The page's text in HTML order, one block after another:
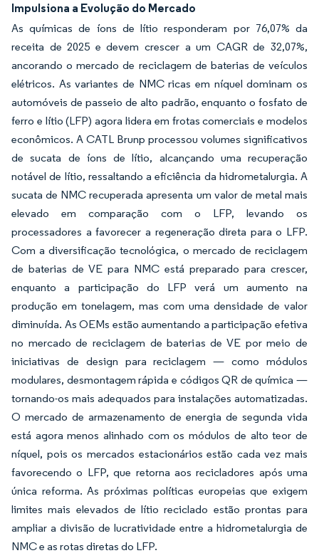
Impulsiona a Evolução do Mercado
As químicas de íons de lítio responderam por 76,07% da
receita de 2025 e devem crescer a um CAGR de 32,07%,
ancorando o mercado de reciclagem de baterias de veículos
elétricos. As variantes de NMC ricas em níquel dominam os
automóveis de passeio de alto padrão, enquanto o fosfato de
ferro e lítio (LFP) agora lidera em frotas comerciais e modelos
econômicos. A CATL Brunp processou volumes significativos
de sucata de íons de lítio, alcançando uma recuperação
notável de lítio, ressaltando a eficiência da hidrometalurgia. A
sucata de NMC recuperada apresenta um valor de metal mais
elevado em comparação com o LFP, levando os
processadores a favorecer a regeneração direta para o LFP.
Com a diversificação tecnológica, o mercado de reciclagem
de baterias de VE para NMC está preparado para crescer,
enquanto a participação do LFP verá um aumento na
produção em tonelagem, mas com uma densidade de valor
diminuída. As OEMs estão aumentando a participação efetiva
no mercado de reciclagem de baterias de VE por meio de
iniciativas de design para reciclagem — como módulos
modulares, desmontagem rápida e códigos QR de química —
tornando-os mais adequados para instalações automatizadas.
O mercado de armazenamento de energia de segunda vida
está agora menos alinhado com os módulos de alto teor de
níquel, pois os mercados estacionários estão cada vez mais
favorecendo o LFP, que retorna aos recicladores após uma
única reforma. As próximas políticas europeias que exigem
limites mais elevados de lítio reciclado estão prontas para
ampliar a divisão de lucratividade entre a hidrometalurgia de
NMC e as rotas diretas do LFP.